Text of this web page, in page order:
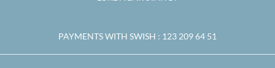
PAYMENTS WITH SWISH : 123 209 64 51